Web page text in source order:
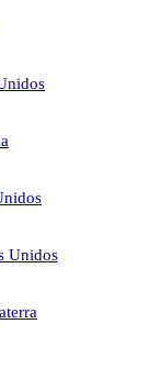
Unidos